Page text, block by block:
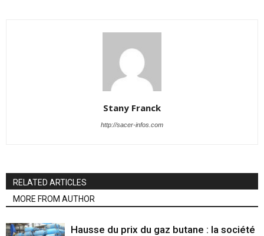
Stany Franck
http://sacer-infos.com
RELATED ARTICLES
MORE FROM AUTHOR
Hausse du prix du gaz butane : la société